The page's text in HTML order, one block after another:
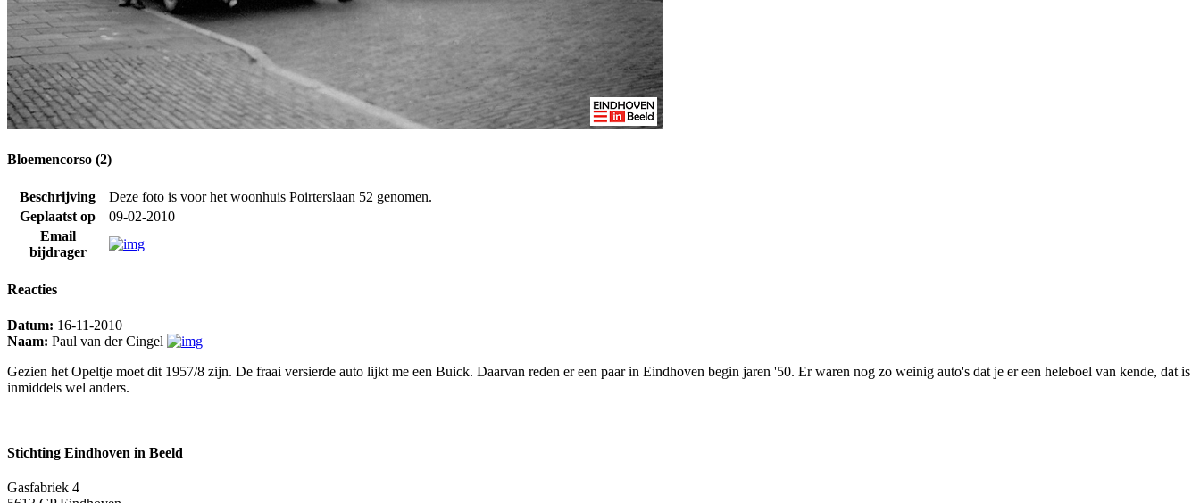
Bloemencorso (2)
Beschrijving
Deze foto is voor het woonhuis Poirterslaan 52 genomen.
Geplaatst op
09-02-2010
Email
bijdrager
Reacties
Datum: 16-11-2010
Naam: Paul van der Cingel
Gezien het Opeltje moet dit 1957/8 zijn. De fraai versierde auto lijkt me een Buick. Daarvan reden er een paar in Eindhoven begin jaren '50. Er waren nog zo weinig auto's dat je er een heleboel van kende, dat is
inmiddels wel anders.
Stichting Eindhoven in Beeld
Gasfabriek 4